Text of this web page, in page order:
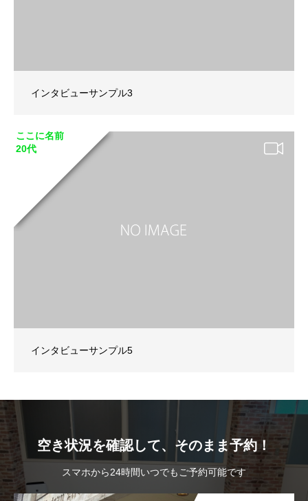
インタビューサンプル3
ここに名前
20代
インタビューサンプル5
空き状況を確認して、そのまま予約！
スマホから24時間いつでもご予約可能です